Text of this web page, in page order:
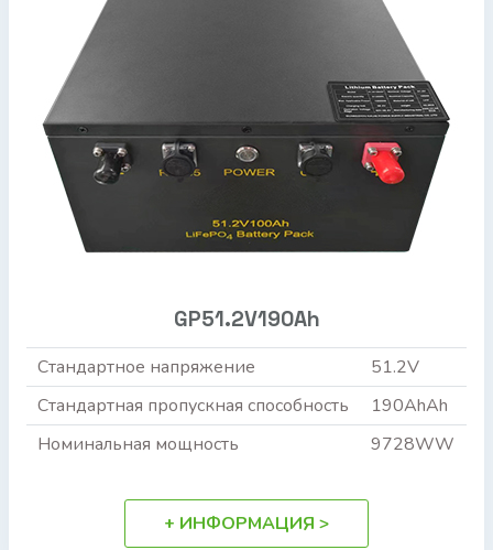
GP51.2V190Ah
Стандартное напряжение
51.2V
Стандартная пропускная способность
190AhAh
Номинальная мощность
9728WW
+ ИНФОРМАЦИЯ >